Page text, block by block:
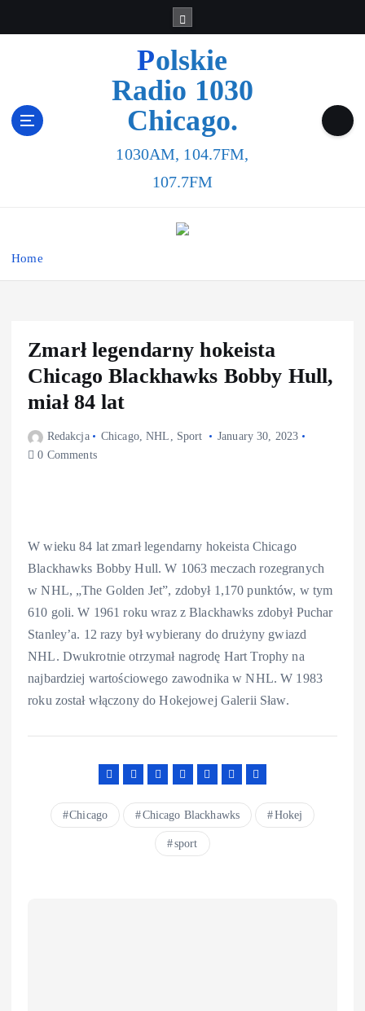
Polskie
Radio 1030
Chicago.
1030AM, 104.7FM,
107.7FM
Home
Zmarł legendarny hokeista
Chicago Blackhawks Bobby Hull,
miał 84 lat
Redakcja Chicago,NHL , Sport
January 30, 2023
0 Comments
W wieku 84 lat zmarł legendarny hokeista Chicago
Blackhawks Bobby Hull. W 1063 meczach rozegranych
w NHL, „The Golden Jet”, zdobył 1,170 punktów, w tym
610 goli. W 1961 roku wraz z Blackhawks zdobył Puchar
Stanley’a. 12 razy był wybierany do drużyny gwiazd
NHL. Dwukrotnie otrzymał nagrodę Hart Trophy na
najbardziej wartościowego zawodnika w NHL. W 1983
roku został włączony do Hokejowej Galerii Sław.
Chicago Chicago Blackhawks Hokej
sport